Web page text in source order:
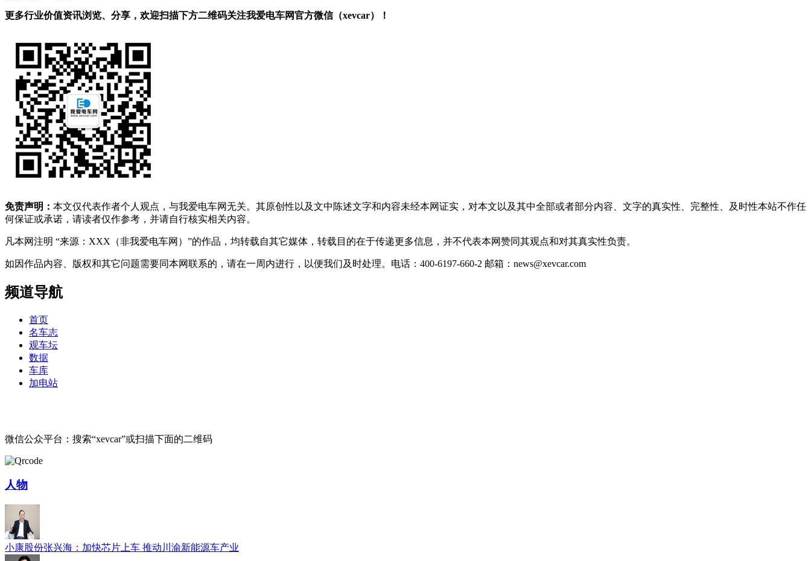
更多行业价值资讯浏览、分享，欢迎扫描下方二维码关注我爱电车网官方微信（xevcar）！
免责声明： 本文仅代表作者个人观点，与我爱电车网无关。其原创性以及文中陈述文字和内容未经本网证实，对本文以及其中全部或者部分内容、文字的真实性、完整性、及时性本站不作任
何保证或承诺，请读者仅作参考，并请自行核实相关内容。
凡本网注明 “来源：XXX（非我爱电车网）”的作品，均转载自其它媒体，转载目的在于传递更多信息，并不代表本网赞同其观点和对其真实性负责。
如因作品内容、版权和其它问题需要同本网联系的，请在一周内进行，以便我们及时处理。电话：400-6197-660-2 邮箱：news@xevcar.com
频道导航
首页
名车志
观车坛
数据
车库
加电站
微信公众平台：搜索“xevcar”或扫描下面的二维码
人物
小康股份张兴海：加快芯片上车 推动川渝新能源车产业